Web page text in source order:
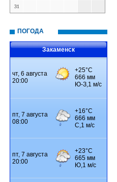
31
ПОГОДА
Закаменск